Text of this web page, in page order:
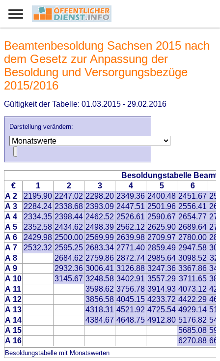
Darstellung verändern:
Beamtenbesoldung Sachsen 2015 nach
dem Gesetz zur Anpassung der
Besoldung und Versorgungsbezüge
2015/2016
Gültigkeit der Tabelle: 01.03.2015 - 29.02.2016
Besoldungstabelle
€
1 2 3 4 5
6
A 2
2195.90 2247.02 2298.20 2349.36 2400.48 2451.67
A 3
2284.24 2338.68 2393.09 2447.51 2501.96 2556.41
A 4
2334.35 2398.44 2462.52 2526.61 2590.67 2654.77
A 5
2352.58 2434.62 2498.39 2562.12 2625.90 2689.64
A 6
2429.98 2500.00 2569.99 2639.98 2709.97 2780.00
A 7
2532.32 2595.25 2683.34 2771.40 2859.49 2947.58
A 8
2684.62 2759.86 2872.74 2985.64 3098.52
A 9
2932.36 3006.41 3126.88 3247.36 3367.86
A 10
3145.67 3248.58 3402.91 3557.29 3711.65
A 11
3598.62 3756.78 3914.93 4073.12
A 12
3856.58 4045.15 4233.72 4422.29
A 13
4318.31 4521.92 4725.54 4929.14
A 14
4384.67 4648.75 4912.80 5176.82
A 15
5685.08
A 16
6270.88
Besoldungstabelle mit Monatswerten